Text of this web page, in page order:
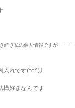
続き私の個人情報ですが・・・
入れです(^o^)丿
構好きなんです